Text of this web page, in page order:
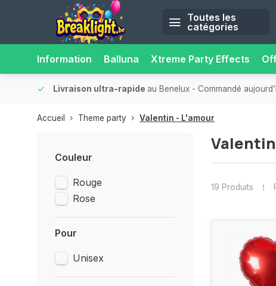
Toutes les
catégories
Information Balluna Xtreme Party Effects
Plus de 15 000 points de retrait- Toujours un point de
Accueil Theme party Valentin - L'amour
Couleur
Rouge
Rose
Pour
Unisex
19 Produits